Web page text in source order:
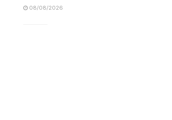
08/08/2026